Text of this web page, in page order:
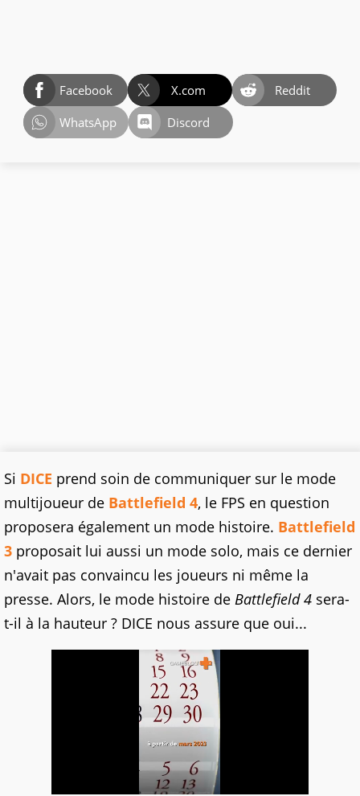
Facebook X.com
Reddit
WhatsApp
Discord
Si DICE prend soin de communiquer sur le mode
multijoueur de Battlefield 4, le FPS en question
proposera également un mode histoire. Battlefield
3 proposait lui aussi un mode solo, mais ce dernier
n'avait pas convaincu les joueurs ni même la
presse. Alors, le mode histoire de Battlefield 4 sera-
t-il à la hauteur ? DICE nous assure que oui...